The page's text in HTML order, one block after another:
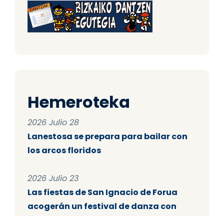
Hemeroteka
2026 Julio 28
Lanestosa se prepara para bailar con
los arcos floridos
2026 Julio 23
Las fiestas de San Ignacio de Forua
acogerán un festival de danza con